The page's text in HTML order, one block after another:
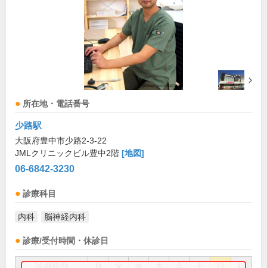
所在地・電話番号
少路駅
大阪府豊中市少路2-3-22
JMLクリニックビル豊中2階 [地図]
06-6842-3230
診療科目
内科 脳神経内科
診療/受付時間・休診日